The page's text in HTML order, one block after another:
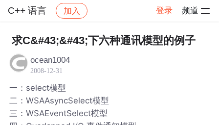
C++ 语言 加入 登录 频道
社区 C++ 语言 帖子详情
求C&#43;&#43;下六种通讯模型的例子
ocean1004
2008-12-31
一：select模型
二：WSAAsyncSelect模型
三：WSAEventSelect模型